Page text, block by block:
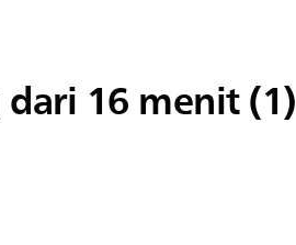
16 menit (1)